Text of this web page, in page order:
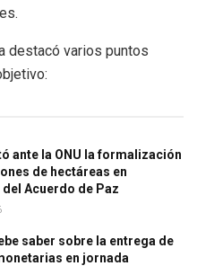
destacó varios puntos
ante la ONU la formalización
de hectáreas en
Acuerdo de Paz
saber sobre la entrega de
en jornada